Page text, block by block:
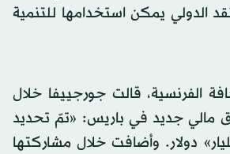
الدولي يمكن استخدامها للتنمية
الفرنسية، قالت جورجييفا خلال
مالي جديد في باريس: «تمّ تحديد
دولار. وأضافت خلال مشاركتها